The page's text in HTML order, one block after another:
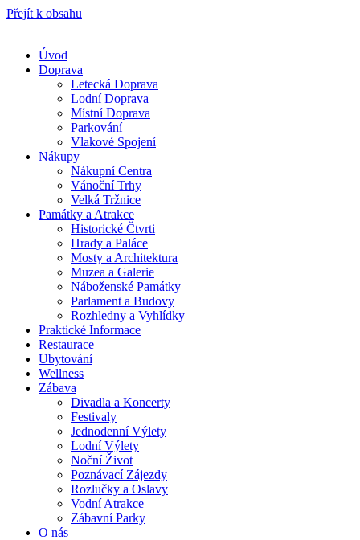
Přejít k obsahu
Úvod
Doprava
Letecká Doprava
Lodní Doprava
Místní Doprava
Parkování
Vlakové Spojení
Nákupy
Nákupní Centra
Vánoční Trhy
Velká Tržnice
Památky a Atrakce
Historické Čtvrti
Hrady a Paláce
Mosty a Architektura
Muzea a Galerie
Náboženské Památky
Parlament a Budovy
Rozhledny a Vyhlídky
Praktické Informace
Restaurace
Ubytování
Wellness
Zábava
Divadla a Koncerty
Festivaly
Jednodenní Výlety
Lodní Výlety
Noční Život
Poznávací Zájezdy
Rozlučky a Oslavy
Vodní Atrakce
Zábavní Parky
O nás